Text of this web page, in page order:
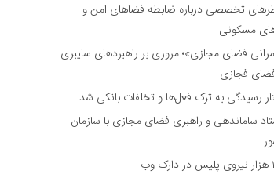
تخصصی درباره ضابطه فضا‌های امن و
مسکونی
فضای مجازی»؛ مروری بر راهبرد‌های سایبری
فضای فجازی
رسیدگی به ترک فعل‌ها و تخلفات بانکی شد
ساماندهی و راهبری فضای مجازی با سازمان